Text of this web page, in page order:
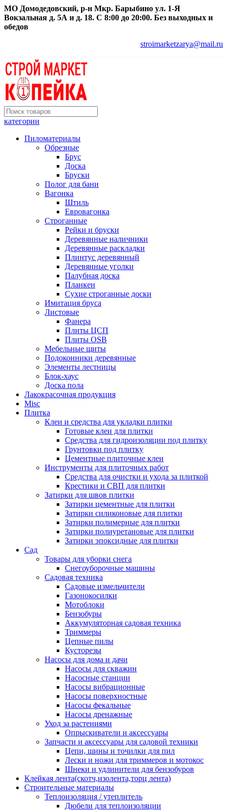
МО Домодедовский, р-н Мкр. Барыбино ул. 1-Я
Вокзальная д. 5А и д. 18. С 8:00 до 20:00. Без выходных и
обедов
stroimarketzarya@mail.ru
категории
Пиломатериалы
Обрезные
Брус
Доска
Бруски
Полог для бани
Вагонка
Штиль
Евровагонка
Строганные
Рейки и бруски
Деревянные наличники
Деревянные раскладки
Плинтус деревянный
Деревянные уголки
Палубная доска
Планкен
Сухие строганные доски
Имитация бруса
Листовые
Фанера
Плиты ЦСП
Плиты OSB
Мебельные щиты
Подоконники деревянные
Элементы лестницы
Блок-хаус
Доска пола
Лакокрасочная продукция
Misc
Плитка
Клеи и средства для укладки плитки
Готовые клеи для плитки
Средства для гидроизоляции под плитку
Грунтовки под плитку
Цементные плиточные клеи
Инструменты для плиточных работ
Средства для очистки и ухода за плиткой
Крестики и СВП для плитки
Затирки для швов плитки
Затирки цементные для плитки
Затирки силиконовые для плитки
Затирки полимерные для плитки
Затирки полиуретановые для плитки
Затирки эпоксидные для плитки
Сад
Товары для уборки снега
Снегоуборочные машины
Садовая техника
Садовые измельчители
Газонокосилки
Мотоблоки
Бензобуры
Аккумуляторная садовая техника
Триммеры
Цепные пилы
Кусторезы
Насосы для дома и дачи
Насосы для скважин
Насосные станции
Насосы вибрационные
Насосы поверхностные
Насосы фекальные
Насосы дренажные
Уход за растениями
Опрыскиватели и аксессуары
Запчасти и аксессуары для садовой техники
Цепи, шины и точилки для пил
Лески и ножи для триммеров и мотокос
Шнеки и удлинители для бензобуров
Клейкая лента(скотч,изолента,торц лента)
Строительные материалы
Теплоизоляция / утеплитель
Дюбели для теплоизоляции